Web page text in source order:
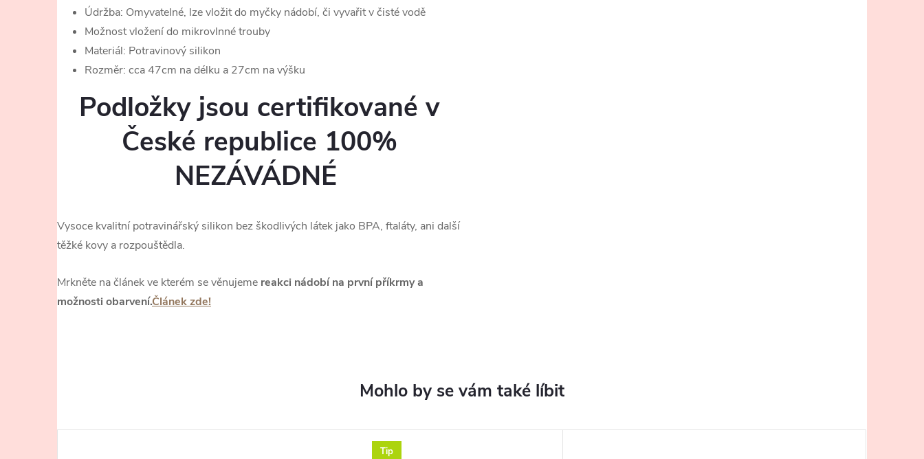
Údržba: Omyvatelné, lze vložit do myčky nádobí, či vyvařit v čisté vodě
Možnost vložení do mikrovlnné trouby
Materiál: Potravinový silikon
Rozměr: cca 47cm na délku a 27cm na výšku
Podložky jsou certifikované v
České republice 100%
NEZÁVÁDNÉ
Vysoce kvalitní potravinářský silikon bez škodlivých látek jako BPA, ftaláty, ani další
těžké kovy a rozpouštědla.
Mrkněte na článek ve kterém se věnujeme reakci nádobí na první příkrmy a
možnosti obarvení.Článek zde!
Tip